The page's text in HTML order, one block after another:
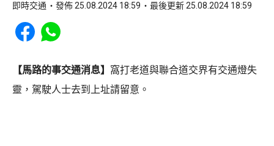
即時交通 發佈 25.08.2024 18:59 最後更新 25.08.2024 18:59
Share to Facebook
Share to WhatsApp
【馬路的事交通消息】 窩打老道與聯合道交界有交通燈失
靈，駕駛人士去到上址請留意。